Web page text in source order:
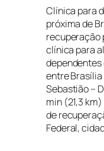
Clínica para
próxima de
recuperação
clínica para
dependentes
entre Brasília
Sebastião –
min (21,3
de
Federal,